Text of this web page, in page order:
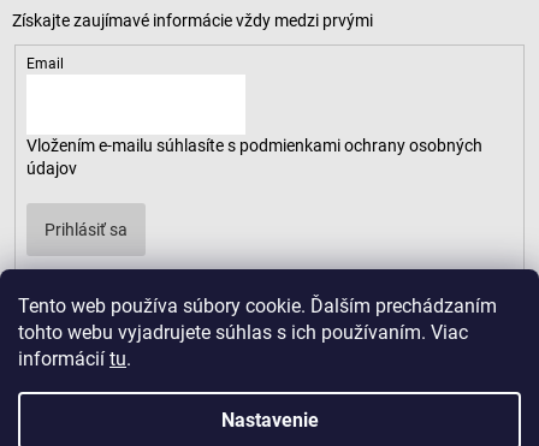
Tento web používa súbory cookie. Ďalším prechádzaním
tohto webu vyjadrujete súhlas s ich používaním. Viac
informácií tu.
Nastavenie
Email
Vložením e-mailu súhlasíte s podmienkami ochrany osobných
údajov
Prihlásiť sa